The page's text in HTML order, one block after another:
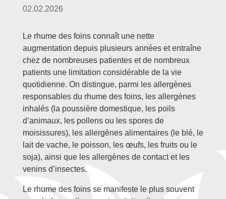
02.02.2026
Le rhume des foins connaît une nette
augmentation depuis plusieurs années et entraîne
chez de nombreuses patientes et de nombreux
patients une limitation considérable de la vie
quotidienne. On distingue, parmi les allergènes
responsables du rhume des foins, les allergènes
inhalés (la poussière domestique, les poils
d’animaux, les pollens ou les spores de
moisissures), les allergènes alimentaires (le blé, le
lait de vache, le poisson, les œufs, les fruits ou le
soja), ainsi que les allergènes de contact et les
venins d’insectes.
Le rhume des foins se manifeste le plus souvent